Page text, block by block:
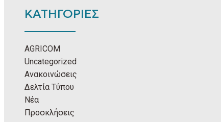
ΚΑΤΗΓΟΡΙΕΣ
AGRICOM
Uncategorized
Ανακοινώσεις
Δελτία Τύπου
Νέα
Προσκλήσεις